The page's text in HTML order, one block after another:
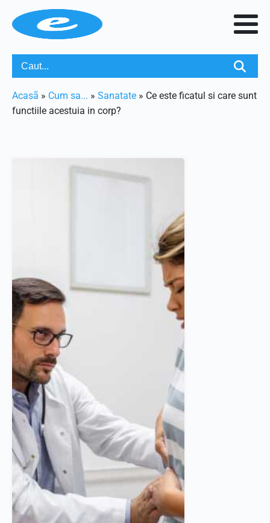
Acasã » Cum sa... » Sanatate » Ce este ficatul si care sunt
functiile acestuia in corp?